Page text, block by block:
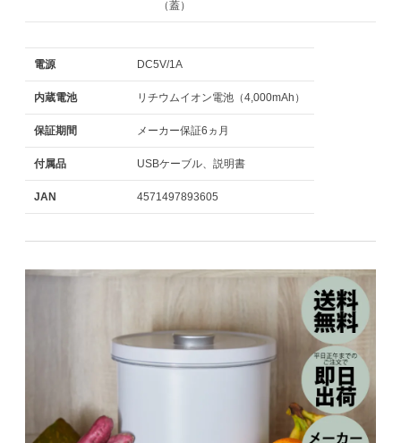
（蓋）
電源 DC5V/1A
内蔵電池 リチウムイオン電池（4,000mAh）
保証期間 メーカー保証6ヵ月
付属品 USBケーブル、説明書
JAN 4571497893605